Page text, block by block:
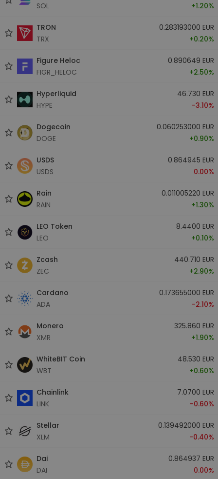
SOL
+1.20%
TRON
TRX
0.283193000 EUR
+0.20%
Figure Heloc
FIGR_HELOC
0.890649 EUR
+2.50%
Hyperliquid
HYPE
46.730 EUR
-3.10%
Dogecoin
DOGE
0.060253000 EUR
+0.90%
USDS
USDS
0.864945 EUR
0.00%
Rain
RAIN
0.011005220 EUR
+1.30%
LEO Token
LEO
8.4400 EUR
+0.10%
Zcash
ZEC
440.710 EUR
+2.90%
Cardano
ADA
0.173655000 EUR
-2.10%
Monero
XMR
325.860 EUR
+1.90%
WhiteBIT Coin
WBT
48.530 EUR
+0.60%
Chainlink
LINK
7.0700 EUR
-0.60%
Stellar
XLM
0.139492000 EUR
-0.40%
Dai
DAI
0.864937 EUR
0.00%